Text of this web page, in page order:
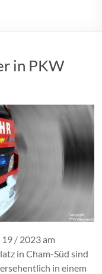
in PKW
/ 2023 am
in Cham-Süd sind
in einem